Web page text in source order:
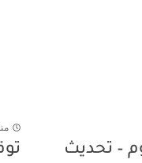
– تحديث